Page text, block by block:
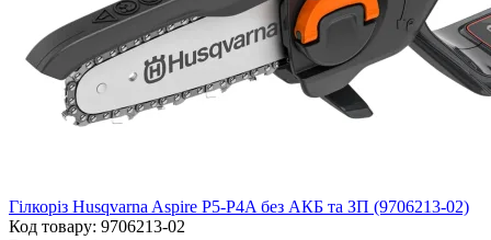
Гілкоріз Husqvarna Aspire P5-P4A без АКБ та ЗП (9706213-02)
Код товару: 9706213-02